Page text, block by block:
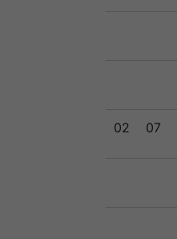
02 07